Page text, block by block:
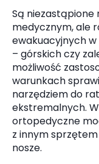
Są
medycznym, ale
ewakuacyjnych
– górskich czy
możliwość
warunkach
narzędziem do
ekstremalnych.
ortopedyczne
z innym
nosze.